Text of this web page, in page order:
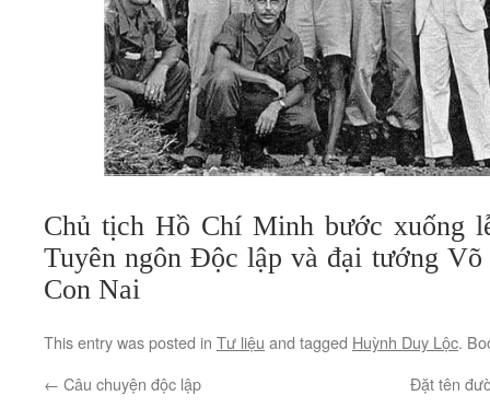
Chủ tịch Hồ Chí Minh bước xuống
Tuyên ngôn Độc lập và đại tướng
Con Nai
This entry was posted in Tư liệu and tagged Huỳnh Duy Lộc.
← Câu chuyện độc lập Đặt tên